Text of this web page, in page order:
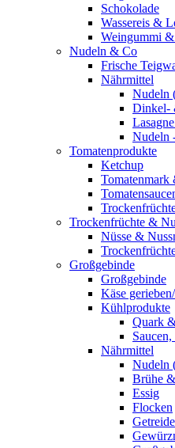
Schokolade
Wassereis &
Weingummi
Nudeln & Co
Frische
Nährmittel
Nudeln
Dinkel-
Nudeln
Tomatenprodukte
Ketchup
Tomatenmark
Trockenfrüchte &
Nüsse &
Großgebinde
Großgebinde
Käse
Kühlprodukte
Quark
Nährmittel
Nudeln
Brühe
Essig
Flocken
Getreide